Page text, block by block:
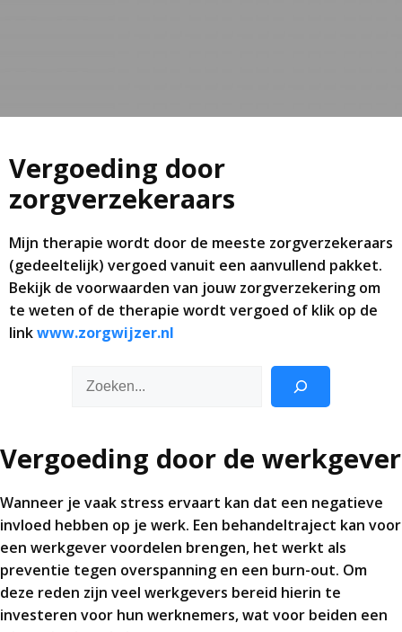
Vergoeding door
zorgverzekeraars
Mijn therapie wordt door de meeste zorgverzekeraars
(gedeeltelijk) vergoed vanuit een aanvullend pakket.
Bekijk de voorwaarden van jouw zorgverzekering om
te weten of de therapie wordt vergoed of klik op de
linkwww.zorgwijzer.nl
Zoeken
Vergoeding door de werkgever
Wanneer je vaak stress ervaart kan dat een negatieve
invloed hebben op je werk. Een behandeltraject kan voor
een werkgever voordelen brengen, het werkt als
preventie tegen overspanning en een burn-out. Om
deze reden zijn veel werkgevers bereid hierin te
investeren voor hun werknemers, wat voor beiden een